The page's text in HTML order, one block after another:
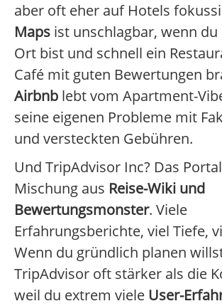
aber oft eher auf Hotels
Maps ist unschlagbar, wenn
Ort bist und schnell ein
Café mit guten Bewertungen
Airbnb lebt vom Apartment-
seine eigenen Probleme mit
und versteckten Gebühren.
Und TripAdvisor Inc? Das
Mischung aus Reise-Wiki und
Bewertungsmonster. Viele
Erfahrungsberichte, viel Tiefe,
Wenn du gründlich planen
TripAdvisor oft stärker als die
weil du extrem viele User-